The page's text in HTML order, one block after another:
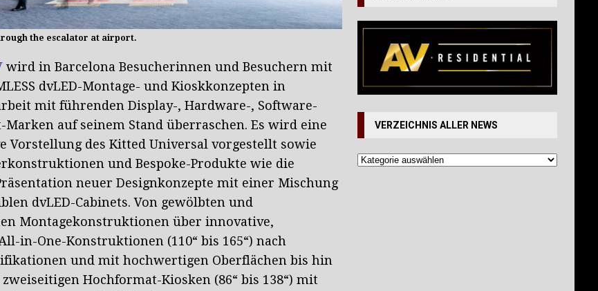
the escalator at airport.
wird in Barcelona Besucherinnen und Besuchern mit
dvLED-Montage- und Kioskkonzepten in
mit führenden Display-, Hardware-, Software-
Marken auf seinem Stand überraschen. Es wird eine
Vorstellung des Kitted Universal vorgestellt sowie
und Bespoke-Produkte wie die
neuer Designkonzepte mit einer Mischung
dvLED-Cabinets. Von gewölbten und
Montagekonstruktionen über innovative,
in-One-Konstruktionen (110“ bis 165“) nach
und mit hochwertigen Oberflächen bis hin
Hochformat-Kiosken (86“ bis 138“) mit
VERZEICHNIS ALLER NEWS